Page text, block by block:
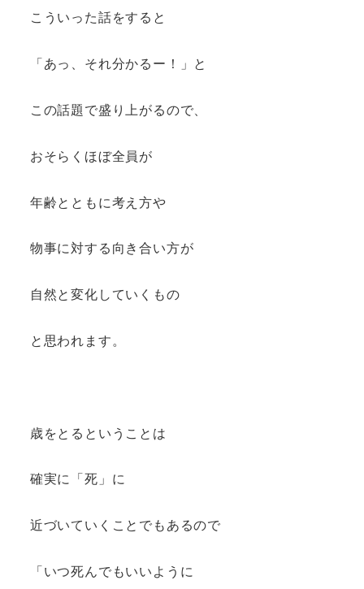
こういった話をすると
「あっ、それ分かるー！」と
この話題で盛り上がるので、
おそらくほぼ全員が
年齢とともに考え方や
物事に対する向き合い方が
自然と変化していくもの
と思われます。
歳をとるということは
確実に「死」に
近づいていくことでもあるので
「いつ死んでもいいように